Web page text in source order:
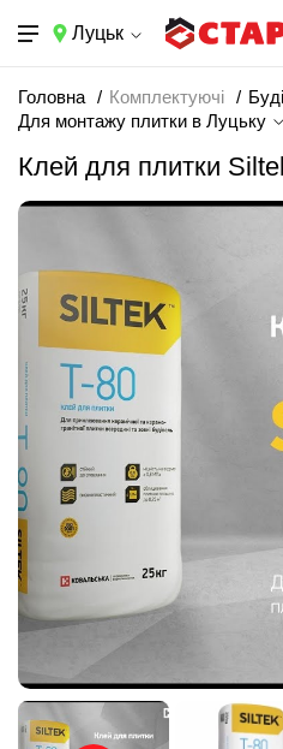
Луцьк
Головна Комплектуючі
Для монтажу плитки в Луцьку
Клей для плитки